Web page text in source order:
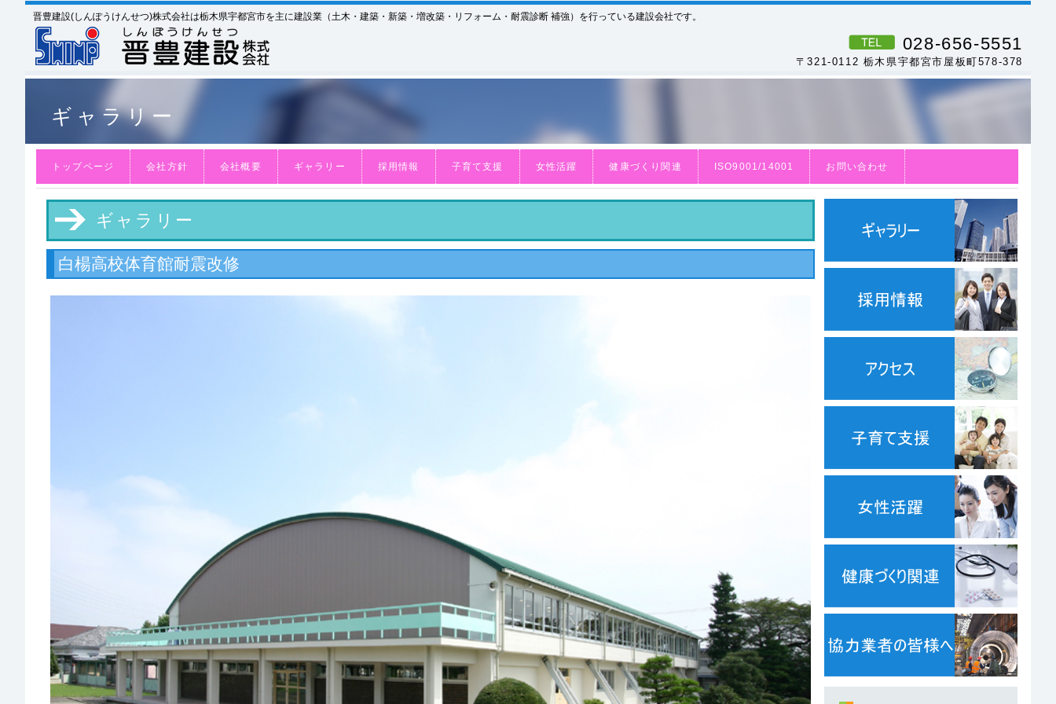
晋豊建設(しんぽうけんせつ)株式会社は栃木県宇都宮市を主に建設業（土木・建築・新築・増改築・リフォーム・耐震診断 補強）を行っている建設会社です。
028-656-5551
〒321-0112 栃木県宇都宮市屋板町578-378
ギャラリー
ギャラリー
白楊高校体育館耐震改修
トップページ 会社方針 会社概要 ギャラリー 採用情報 子育て支援 女性活躍 健康づくり関連 ISO9001/14001 お問い合わせ